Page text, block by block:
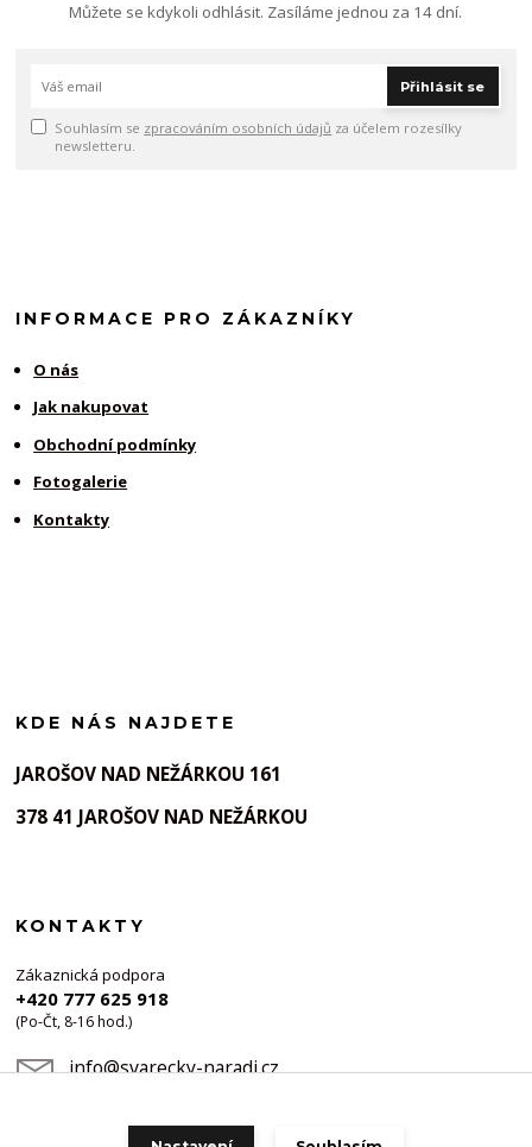
Můžete se kdykoli odhlásit. Zasíláme jednou za 14 dní.
Přihlásit se
Souhlasím se zpracováním osobních údajů za účelem rozesílky
newsletteru.
INFORMACE PRO ZÁKAZNÍKY
O nás
Jak nakupovat
Obchodní podmínky
Fotogalerie
Kontakty
KDE NÁS NAJDETE
JAROŠOV NAD NEŽÁRKOU 161
378 41 JAROŠOV NAD NEŽÁRKOU
KONTAKTY
Zákaznická podpora
+420 777 625 918
(Po-Čt, 8-16 hod.)
info@svarecky-naradi.cz